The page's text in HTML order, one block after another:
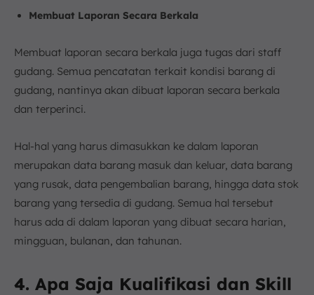
Membuat Laporan Secara Berkala
Membuat laporan secara berkala juga tugas dari staff
gudang. Semua pencatatan terkait kondisi barang di
gudang, nantinya akan dibuat laporan secara berkala
dan terperinci.
Hal-hal yang harus dimasukkan ke dalam laporan
merupakan data barang masuk dan keluar, data barang
yang rusak, data pengembalian barang, hingga data stok
barang yang tersedia di gudang. Semua hal tersebut
harus ada di dalam laporan yang dibuat secara harian,
mingguan, bulanan, dan tahunan.
4. Apa Saja Kualifikasi dan Skill